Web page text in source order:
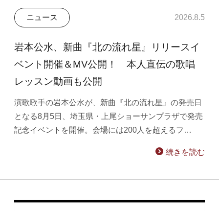
ニュース 2026.8.5
岩本公水、新曲『北の流れ星』リリースイ
ベント開催＆MV公開！ 本人直伝の歌唱
レッスン動画も公開
演歌歌手の岩本公水が、新曲『北の流れ星』の発売日
となる8月5日、埼玉県・上尾ショーサンプラザで発売
記念イベントを開催。会場には200人を超えるフ…
続きを読む